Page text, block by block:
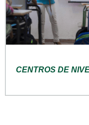
CENTROS DE